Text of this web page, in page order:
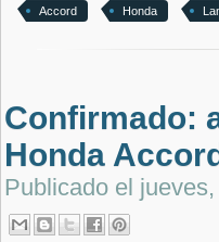
Accord Honda
Confirmado:
Honda Accord
Publicado el